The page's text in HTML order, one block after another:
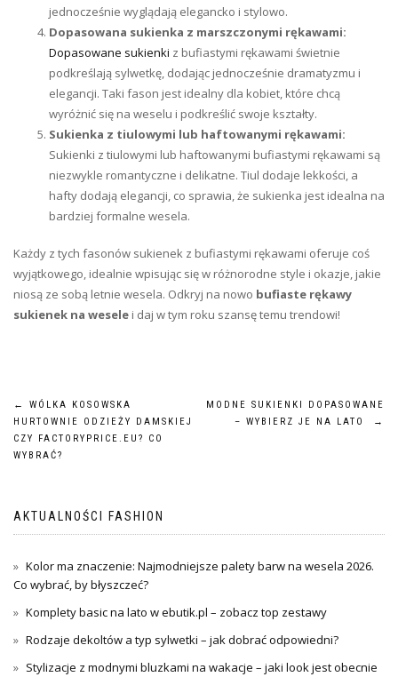
jednocześnie wyglądają elegancko i stylowo.
Dopasowana sukienka z marszczonymi rękawami:
Dopasowane sukienki z bufiastymi rękawami świetnie
podkreślają sylwetkę, dodając jednocześnie dramatyzmu i
elegancji. Taki fason jest idealny dla kobiet, które chcą
wyróżnić się na weselu i podkreślić swoje kształty.
Sukienka z tiulowymi lub haftowanymi rękawami:
Sukienki z tiulowymi lub haftowanymi bufiastymi rękawami są
niezwykle romantyczne i delikatne. Tiul dodaje lekkości, a
hafty dodają elegancji, co sprawia, że sukienka jest idealna na
bardziej formalne wesela.
Każdy z tych fasonów sukienek z bufiastymi rękawami oferuje coś
wyjątkowego, idealnie wpisując się w różnorodne style i okazje, jakie
niosą ze sobą letnie wesela. Odkryj na nowo bufiaste rękawy
sukienek na wesele i daj w tym roku szansę temu trendowi!
Nawigacja
wpisu
←
WÓLKA KOSOWSKA
HURTOWNIE ODZIEŻY DAMSKIEJ
CZY FACTORYPRICE.EU? CO
WYBRAĆ?
MODNE SUKIENKI DOPASOWANE
– WYBIERZ JE NA LATO
→
AKTUALNOŚCI FASHION
Kolor ma znaczenie: Najmodniejsze palety barw na wesela 2026.
Co wybrać, by błyszczeć?
Komplety basic na lato w ebutik.pl – zobacz top zestawy
Rodzaje dekoltów a typ sylwetki – jak dobrać odpowiedni?
Stylizacje z modnymi bluzkami na wakacje – jaki look jest obecnie